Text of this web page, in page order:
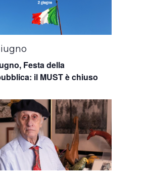
Festa della
il MUST è chiuso